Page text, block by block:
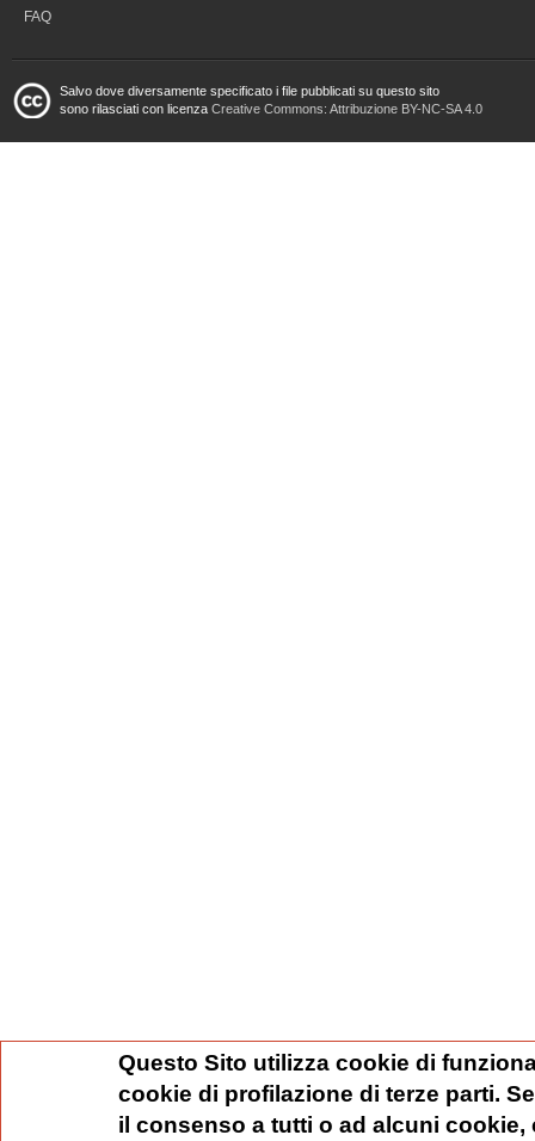
FAQ
Salvo dove diversamente specificato i file pubblicati su questo sito
sono rilasciati con licenza Creative Commons: Attribuzione BY-NC-SA 4.0
Questo Sito utilizza cookie di
cookie di profilazione di terze parti.
il consenso a tutti o ad alcuni